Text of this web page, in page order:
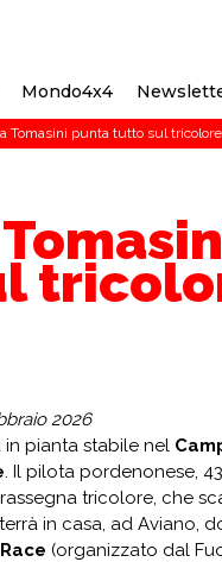
Mondo4x4
Tomasini punta tutto sul tricolore
2026
in pianta stabile nel
. Il pilota pordenonese,
tricolore, che
in casa, ad Aviano,
(organizzato dal